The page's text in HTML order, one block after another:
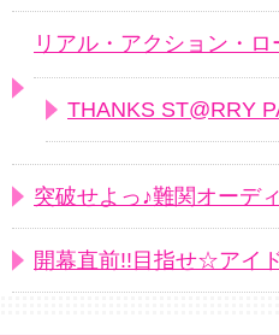
リアル・アクション・
THANKS ST@RRY
突破せよっ♪難関オーデ
開幕直前!!目指せ☆アイ